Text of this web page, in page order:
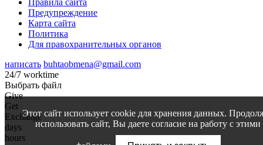
Предупреждение
Карта сайта
Политика
Для правохранительных органов
написать buhtaobmena@gmail.com
24/7 worktime
Выбрать файл
Give
Get
Exchange
days
hours
Этот сайт использует cookie для хранения данных.
использовать сайт, Вы даете согласие на работу с этими